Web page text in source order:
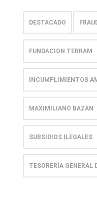
DESTACADO
FUNDACION TERRAM
INCUMPLIMIENTOS
MAXIMILIANO BAZÁN
SUBSIDIOS ILEGALES
TESORERÍA GENERAL